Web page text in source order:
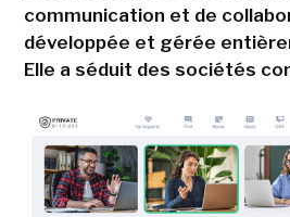
communication et de
développée et gérée
Elle a séduit des sociétés